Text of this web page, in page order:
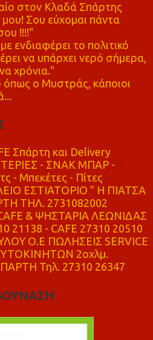
στον Κλαδά Σπάρτης
μου! Σου εύχομαι πάντα
!!!!"
ενδιαφέρει το πολιτικό
να υπάρχει νερό σήμερα,
χρόνια."
όπως ο Μυστράς, κάποιοι
Σπάρτη και Delivery
- ΣΝΑΚ ΜΠΑΡ -
- Μπεκέτες - Πίτες
ΕΣΤΙΑΤΟΡΙΟ " Η ΠΙΑΤΣΑ
ΤΗΛ. 2731082002
& ΨΗΣΤΑΡΙΑ ΛΕΩΝΙΔΑΣ
21138 - CAFE 27310 20510
Ο.Ε ΠΩΛΗΣΕΙΣ SERVICE
2οχλμ.
Τηλ. 27310 26347